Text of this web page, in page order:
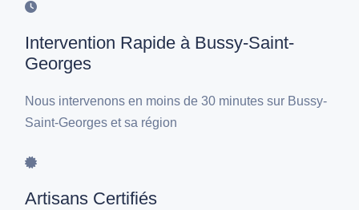
Intervention Rapide à Bussy-Saint-
Georges
Nous intervenons en moins de 30 minutes sur Bussy-
Saint-Georges et sa région
Artisans Certifiés